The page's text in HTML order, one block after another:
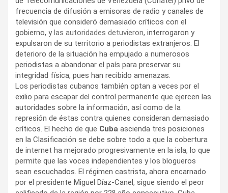
frecuencia de difusión a emisoras de radio y canales de
televisión que consideró demasiado críticos con el
gobierno, ylas autoridades detuvieron, interrogaron y
expulsaron de su territorio a periodistas extranjeros. El
deterioro de la situación ha empujado a numerosos
periodistas a abandonar el país para preservar su
integridad física, pues han recibido amenazas.
Los periodistas cubanos también optan a veces por el
exilio para escapar del control permanente que ejercen las
autoridades sobre la información, así como de la
represión de éstas contra quienes consideran demasiado
críticos. El hecho de que Cuba ascienda tres posiciones
en la Clasificación se debe sobre todo a que la cobertura
de internet ha mejorado progresivamente en la isla, lo que
permite que las voces independientes y los blogueros
sean escuchados. El régimen castrista, ahora encarnado
por el presidente Miguel Díaz-Canel, sigue siendo el peor